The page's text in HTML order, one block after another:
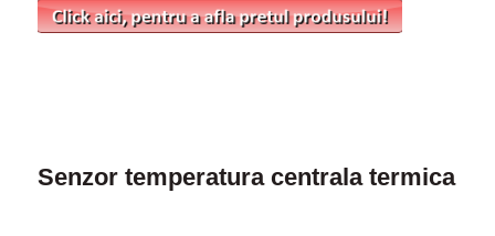
Senzor temperatura centrala termica